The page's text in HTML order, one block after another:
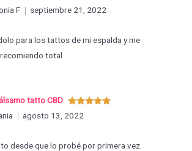
Valorado
con 5de 5
F
septiembre 21, 2022
para los tattos de mi espalda y me
total
Valorado
con
tatto CBD
agosto 13, 2022
desde que lo probé por primera vez.